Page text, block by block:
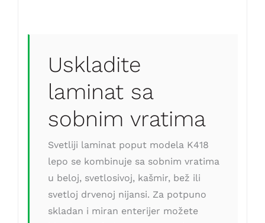
Uskladite
laminat sa
sobnim vratima
Svetliji laminat poput modela K418
lepo se kombinuje sa sobnim vratima
u beloj, svetlosivoj, kašmir, bež ili
svetloj drvenoj nijansi. Za potpuno
skladan i miran enterijer možete